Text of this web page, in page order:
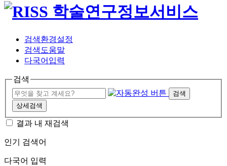
검색환경설정
검색도움말
다국어입력
검색
검색
상세검색
결과 내 재검색
인기 검색어
다국어 입력